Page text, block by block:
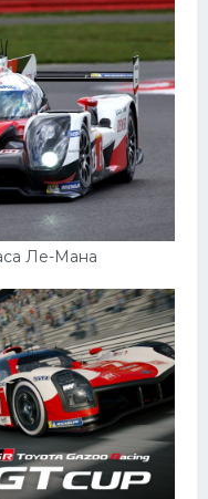
Ле-Мана